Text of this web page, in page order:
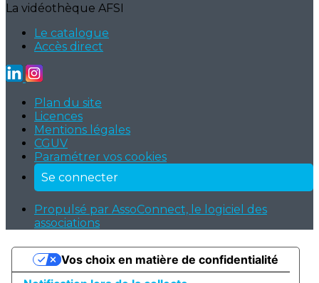
La vidéothèque AFSI
Le catalogue
Accès direct
Plan du site
Licences
Mentions légales
CGUV
Paramétrer vos cookies
Se connecter
Propulsé par AssoConnect, le logiciel des
associations
Vos choix en matière de confidentialité